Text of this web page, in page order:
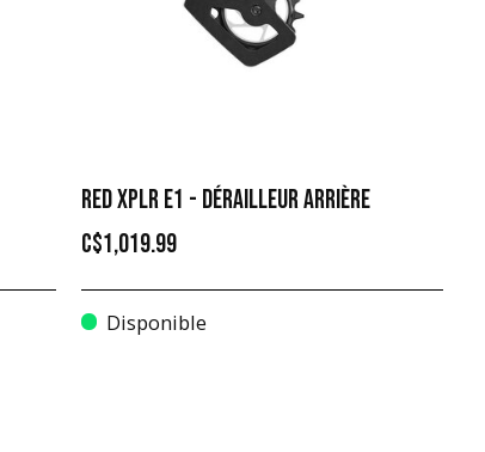
RED XPLR E1 - DÉRAILLEUR ARRIÈRE
C$1,019.99
Disponible